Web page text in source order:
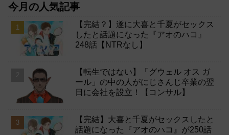
今月の人気記事
【完結？】遂に大喜と千夏がセックス
したと話題になった『アオのハコ』
248話【NTRなし】
【転生ではない】「グウェル オス ガ
ール」の中の人がにじさんじ卒業の翌
日に会社を設立！【コンサル】
【完結】大喜と千夏がセックスしたと
話題になった『アオのハコ』が250話